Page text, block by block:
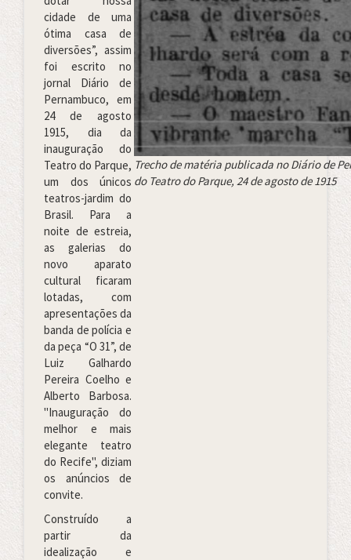
cidade de uma
ótima casa de
diversões”, assim
foi escrito no
jornal Diário de
Pernambuco, em
24 de agosto
1915, dia da
inauguração do
Teatro do Parque,
um dos únicos
teatros-jardim do
Brasil. Para a
noite de estreia,
as galerias do
novo aparato
cultural ficaram
lotadas, com
apresentações da
banda de polícia e
da peça “O 31”, de
Luiz Galhardo
Pereira Coelho e
Alberto Barbosa.
"Inauguração do
melhor e mais
elegante teatro
do Recife", diziam
os anúncios de
convite.
Construído a
partir da
idealização e
Trecho de matéria publicada no Diário de
do Teatro do Parque, 24 de agosto de 1915